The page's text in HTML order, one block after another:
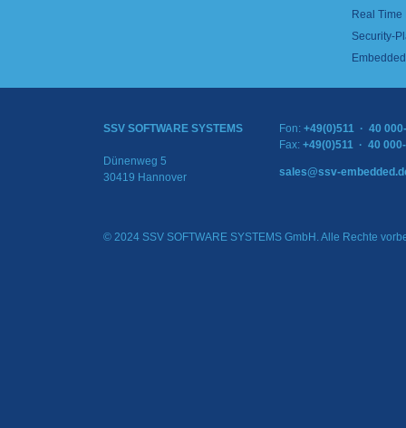
Real
Security-
SSV SOFTWARE SYSTEMS
Dünenweg 5
30419 Hannover
Fon: +49(0)511 · 40
Fax: +49(0)511 · 40
sales@ssv-
© 2024 SSV SOFTWARE SYSTEMS GmbH. Alle Rechte